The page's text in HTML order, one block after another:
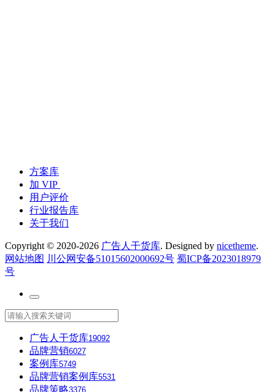
方案库
加 VIP
用户评价
行业报告库
关于我们
Copyright © 2020-2026 广告人干货库. Designed by nicetheme.
网站地图 川公网安备51015602000692号 蜀ICP备2023018979
号
广告人干货库19092
品牌营销6027
案例库5749
品牌营销案例库5531
品牌策略3376